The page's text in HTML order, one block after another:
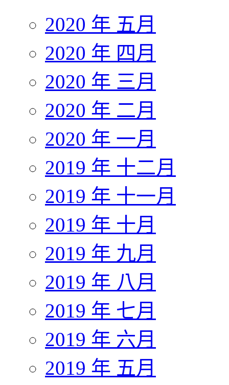
2020 年 五月
2020 年 四月
2020 年 三月
2020 年 二月
2020 年 一月
2019 年 十二月
2019 年 十一月
2019 年 十月
2019 年 九月
2019 年 八月
2019 年 七月
2019 年 六月
2019 年 五月